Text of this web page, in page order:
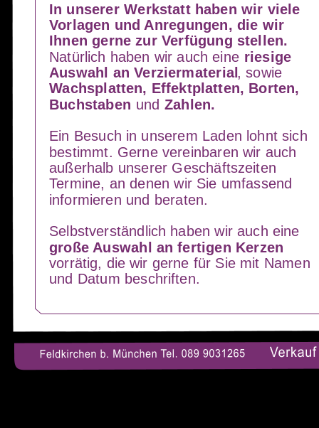
In unserer Werkstatt haben wir viele
Vorlagen und Anregungen, die wir
Ihnen gerne zur Verfügung stellen.
Natürlich haben wir auch eine riesige
Auswahl an Verziermaterial, sowie
Wachsplatten, Effektplatten, Borten,
Buchstaben und Zahlen.
Ein Besuch in unserem Laden lohnt sich
bestimmt. Gerne vereinbaren wir auch
außerhalb unserer Geschäftszeiten
Termine, an denen wir Sie umfassend
informieren und beraten.
Selbstverständlich haben wir auch eine
große Auswahl an fertigen Kerzen
vorrätig, die wir gerne für Sie mit Namen
und Datum beschriften.